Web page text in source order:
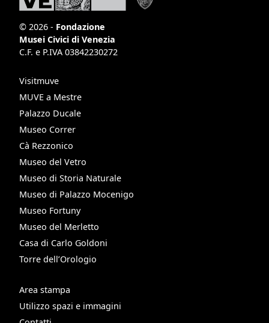
© 2026 - Fondazione
Musei Civici di Venezia
C.F. e P.IVA 03842230272
Visitmuve
MUVE a Mestre
Palazzo Ducale
Museo Correr
Cà Rezzonico
Museo del Vetro
Museo di Storia Naturale
Museo di Palazzo Mocenigo
Museo Fortuny
Museo del Merletto
Casa di Carlo Goldoni
Torre dell’Orologio
Area stampa
Utilizzo spazi e immagini